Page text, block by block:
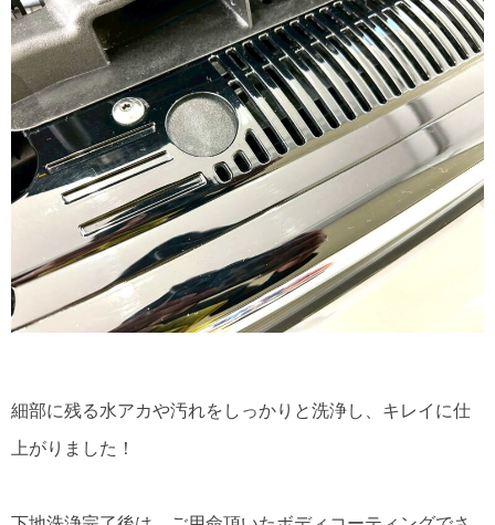
細部に残る水アカや汚れをしっかりと洗浄し、キレイに仕
上がりました！